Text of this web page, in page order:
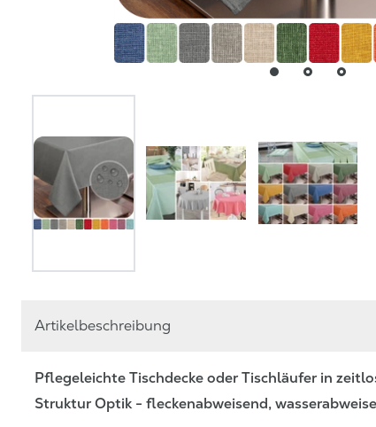
Artikelbeschreibung
Pflegeleichte Tischdecke oder Tischläufer in
Struktur Optik - fleckenabweisend,